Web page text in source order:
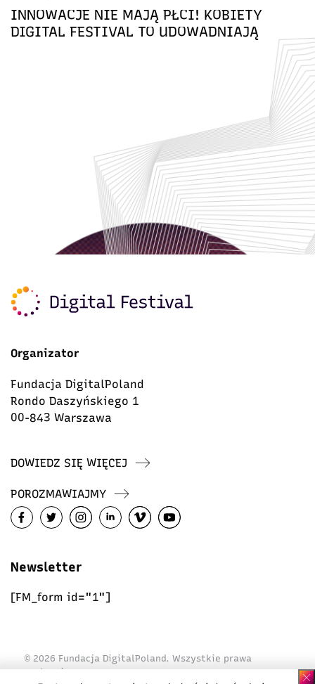
INNOWACJE NIE MAJĄ PŁCI! KOBIETY
DIGITAL FESTIVAL TO UDOWADNIAJĄ
Organizator
Fundacja DigitalPoland
Rondo Daszyńskiego 1
00-843 Warszawa
DOWIEDZ SIĘ WIĘCEJ
POROZMAWIAJMY
Newsletter
[FM_form id="1"]
© 2026 Fundacja DigitalPoland. Wszystkie prawa
zastrzeżone